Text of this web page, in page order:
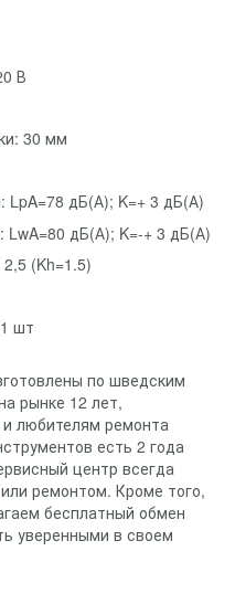
В
30 мм
LpA=78 дБ(А); K=+ 3 дБ(А)
LwA=80 дБ(А); K=-+ 3 дБ(А)
(Kh=1.5)
шт
по шведским
рынке 12 лет,
любителям ремонта
есть 2 года
центр всегда
ремонтом. Кроме того,
бесплатный обмен
уверенными в своем